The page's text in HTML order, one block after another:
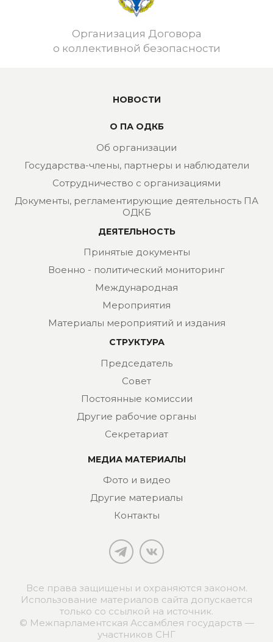
Организация Договора
о коллективной безопасности
НОВОСТИ
О ПА ОДКБ
Об организации
Государства-члены, партнеры и наблюдатели
Сотрудничество с организациями
Документы, регламентирующие деятельность ПА
ОДКБ
ДЕЯТЕЛЬНОСТЬ
Принятые документы
Военно - политический мониторинг
Международная
Мероприятия
Материалы мероприятий и издания
СТРУКТУРА
Председатель
Совет
Постоянные комиссии
Другие рабочие органы
Секретариат
МЕДИА МАТЕРИАЛЫ
Фото и видео
Другие материалы
Контакты
Все права защищены и охраняются законом.
Использование материалов сайта допускается
только со ссылкой на источник.
© Межпарламентская Ассамблея государств —
участников СНГ